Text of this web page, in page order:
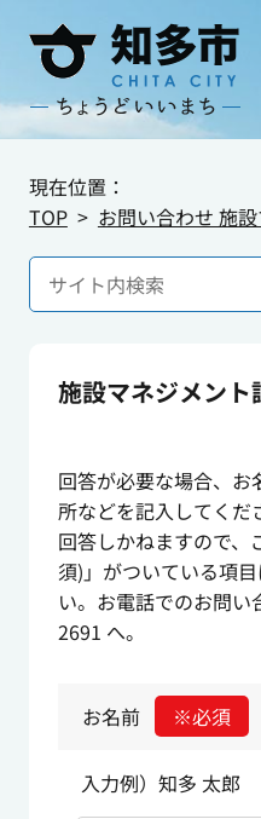
現在位置：
TOP
お問い合わせ 施
施設マネジメン
回答が必要な場合、
所などを記入してくだ
回答しかねますので、
須)」がついている項
い。お電話でのお問
2691 へ。
お名前 ※必須
入力例）知多 太郎